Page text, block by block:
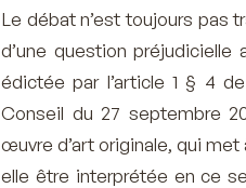
Le débat n’est toujours pas
d’une question préjudicielle
édictée par l’article 1 § 4
Conseil du 27 septembre
œuvre d’art originale, qui
elle être interprétée en ce